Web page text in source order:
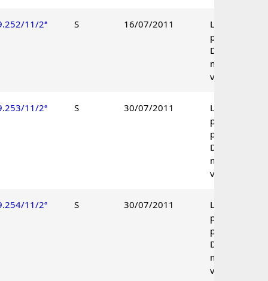
11/2ª S 16/07/2011
Lançamento
procedente.
Decisão por
maioria de
votos.
11/2ª S 30/07/2011
Lançamento
parcialmente
procedente.
Decisão por
maioria de
votos.
11/2ª S 30/07/2011
Lançamento
parcialmente
procedente.
Decisão por
maioria de
votos.